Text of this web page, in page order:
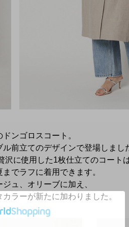
ンゴロスコート。
前立てのデザインで登場しまし
沢に使用した1枚仕立てのコート
でラフに着用できます。
ュ、オリーブに加え、
ラーが新たに加わりました。